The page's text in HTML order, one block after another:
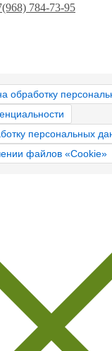
784-73-95
обработку
персональных
файлов «Cookie»